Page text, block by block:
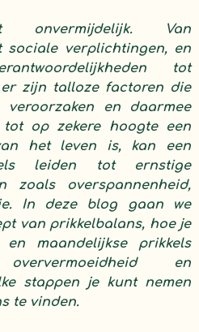
Van
sociale verplichtingen, en
tot
zijn talloze factoren die
veroorzaken en daarmee
tot op zekere hoogte een
het leven is, kan een
leiden tot ernstige
zoals overspannenheid,
In deze blog gaan we
van prikkelbalans, hoe je
en maandelijkse prikkels
en
stappen je kunt nemen
te vinden.